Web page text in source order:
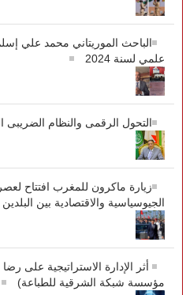
الباحث الموريتاني محمد علي
علمي لسنة 2024
التحول الرقمى والنظام الضريبى
زيارة ماكرون للمغرب افتتاح
الجيوسياسية والاقتصادية بين البلدين
أثر الإدارة الاستراتيجية على
مؤسسة شبكة الشرقية للطباعة)